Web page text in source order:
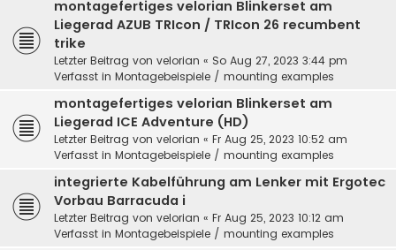
montagefertiges velorian Blinkerset am
Liegerad AZUB TRIcon / TRIcon 26 recumbent
trike
Letzter Beitrag von velorian « So Aug 27, 2023 3:44 pm
Verfasst in Montagebeispiele / mounting examples
montagefertiges velorian Blinkerset am
Liegerad ICE Adventure (HD)
Letzter Beitrag von velorian « Fr Aug 25, 2023 10:52 am
Verfasst in Montagebeispiele / mounting examples
integrierte Kabelführung am Lenker mit Ergotec
Vorbau Barracuda i
Letzter Beitrag von velorian « Fr Aug 25, 2023 10:12 am
Verfasst in Montagebeispiele / mounting examples